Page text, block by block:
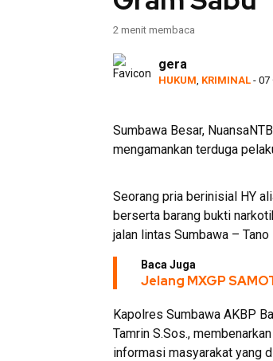
2 menit membaca
gera
HUKUM KRIMINAL - 07
Sumbawa Besar,
mengamankan terduga
Seorang pria berinisial HY
berserta barang bukti
jalan lintas Sumbawa –
Baca Juga
Jelang MXGP
Kapolres Sumbawa AKBP
Tamrin S.Sos.,
informasi masyarakat yang